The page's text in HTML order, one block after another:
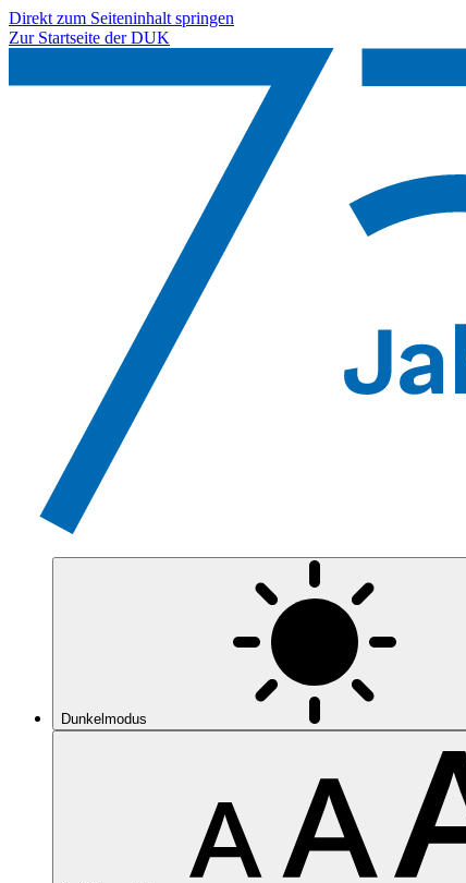
Direkt zum Seiteninhalt springen
Zur Startseite der DUK
Dunkelmodus